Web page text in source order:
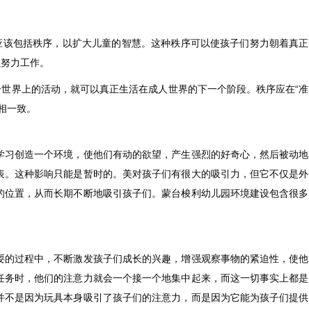
包括秩序，以扩大儿童的智慧。这种秩序可以使孩子们努力朝着真正
力工作。
界上的活动，就可以真正生活在成人世界的下一个阶段。秩序应在“准
一致。
习创造一个环境，使他们有动的欲望，产生强烈的好奇心，然后被动地
这种影响只能是暂时的。美对孩子们有很大的吸引力，但它不仅是外
置，从而长期不断地吸引孩子们。蒙台梭利幼儿园环境建设包含很多
过程中，不断激发孩子们成长的兴趣，增强观察事物的紧迫性，使他
时，他们的注意力就会一个接一个地集中起来，而这一切事实上都是
是因为玩具本身吸引了孩子们的注意力，而是因为它能为孩子们提供